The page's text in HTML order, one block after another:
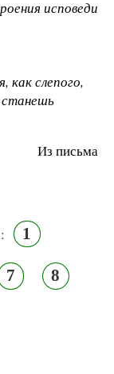
исповеди
как слепого,
Из письма
1
7 8